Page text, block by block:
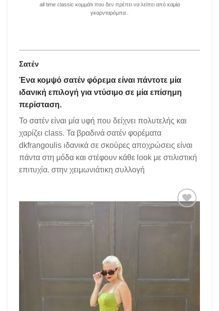
all time classic κομμάτι που δεν πρέπει να λείπει από καμία
γκαρνταρόμπα .
Σατέν
Ένα κομψό σατέν φόρεμα είναι πάντοτε μία
ιδανική επιλογή για ντύσιμο σε μία επίσημη
περίσταση.
Το σατέν είναι μία υφή που δείχνει πολυτελής και
χαρίζει class. Τα βραδινά σατέν φορέματα
dkfrangoulis ιδανικά σε σκούρες αποχρώσεις είναι
πάντα στη μόδα και στέφουν κάθε look με στιλιστική
επιτυχία. στην χειμωνιάτικη συλλογή
wishlist